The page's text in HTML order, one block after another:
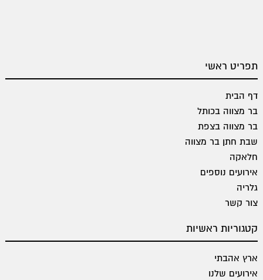
תפריט ראשי
דף הבית
בר מצווה בכותל
בר מצווה בצפת
שבת חתן בר מצווה
חלאקה
אירועים נוספים
גלריה
צור קשר
קטגוריות ראשיות
ארץ אהבתי
אירועים שלנו